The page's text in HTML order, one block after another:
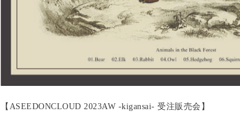
【ASEEDONCLOUD 2023AW -kigansai- 受注販売会】